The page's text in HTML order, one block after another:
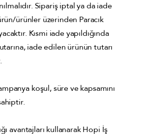
Sipariş iptal ya da iade
ürünler üzerinden Paracık
Kısmi iade yapıldığında
iade edilen ürünün tutarı
koşul, süre ve kapsamını
avantajları kullanarak Hopi İş